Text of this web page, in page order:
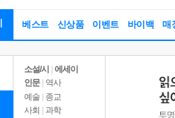
베스트 신상품 이벤트 바이백 매
소설/시
에세이
인문
역사
예술 | 종교
사회 | 과학